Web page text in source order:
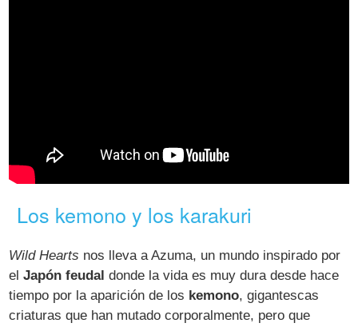
Los kemono y los karakuri
Wild Hearts nos lleva a Azuma, un mundo inspirado por
elJapón feudal donde la vida es muy dura desde hace
tiempo por la aparición de los kemono, gigantescas
criaturas que han mutado corporalmente, pero que